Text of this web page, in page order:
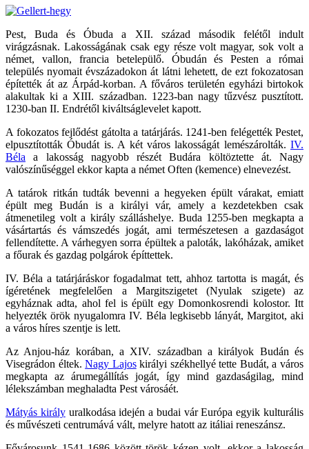
Pest, Buda és Óbuda a XII. század második felétől indult
virágzásnak. Lakosságának csak egy része volt magyar, sok volt a
német, vallon, francia betelepülő. Óbudán és Pesten a római
település nyomait évszázadokon át látni lehetett, de ezt fokozatosan
építették át az Árpád-korban. A főváros területén egyházi birtokok
alakultak ki a XIII. században. 1223-ban nagy tűzvész pusztított.
1230-ban II. Endrétől kiváltságlevelet kapott.
A fokozatos fejlődést gátolta a tatárjárás. 1241-ben felégették Pestet,
elpusztították Óbudát is. A két város lakosságát lemészárolták. IV.
Béla a lakosság nagyobb részét Budára költöztette át. Nagy
valószínűséggel ekkor kapta a német Often (kemence) elnevezést.
A tatárok ritkán tudták bevenni a hegyeken épült várakat, emiatt
épült meg Budán is a királyi vár, amely a kezdetekben csak
átmenetileg volt a király szálláshelye. Buda 1255-ben megkapta a
vásártartás és vámszedés jogát, ami természetesen a gazdaságot
fellendítette. A várhegyen sorra épültek a paloták, lakóházak, amiket
a főurak és gazdag polgárok építtettek.
IV. Béla a tatárjáráskor fogadalmat tett, ahhoz tartotta is magát, és
ígéretének megfelelően a Margitszigetet (Nyulak szigete) az
egyháznak adta, ahol fel is épült egy Domonkosrendi kolostor. Itt
helyezték örök nyugalomra IV. Béla legkisebb lányát, Margitot, aki
a város híres szentje is lett.
Az Anjou-ház korában, a XIV. században a királyok Budán és
Visegrádon éltek.Nagy Lajoskirályi székhellyé tette Budát, a város
megkapta az árumegállítás jogát, így mind gazdaságilag, mind
lélekszámban meghaladta Pest városáét.
Mátyás királyuralkodása idején a budai vár Európa egyik kulturális
és művészeti centrumává vált, melyre hatott az itáliai reneszánsz.